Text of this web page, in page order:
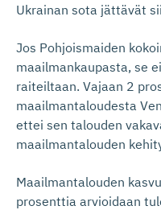
Ukrainan sota jättävät
Jos Pohjoismaiden
maailmankaupasta, se
raiteiltaan. Vajaan 2
maailmantaloudesta
ettei sen talouden
maailmantalouden
Maailmantalouden
prosenttia arvioidaan